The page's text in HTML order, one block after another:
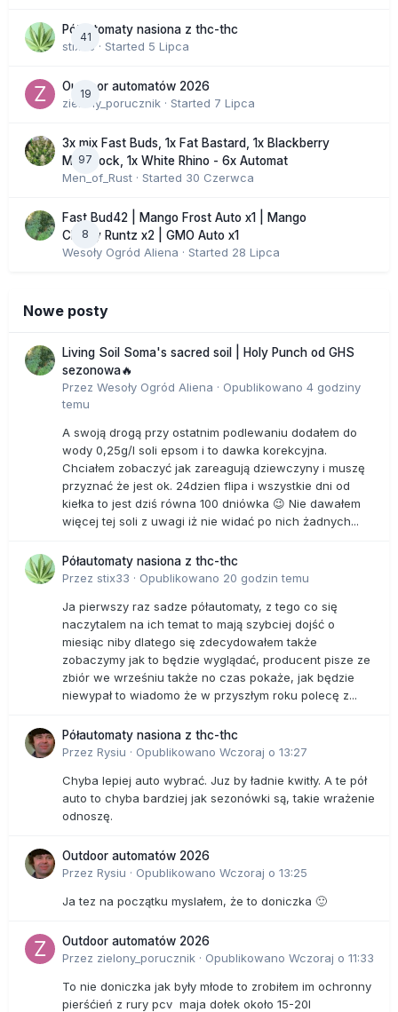
41
Półautomaty nasiona z thc-thc
stix33 · Started 5 Lipca
19
Outdoor automatów 2026
zielony_porucznik · Started 7 Lipca
97
3x mix Fast Buds, 1x Fat Bastard, 1x Blackberry
Moonrock, 1x White Rhino - 6x Automat
Men_of_Rust · Started 30 Czerwca
8
Fast Bud42 | Mango Frost Auto x1 | Mango
Cherry Runtz x2 | GMO Auto x1
Wesoły Ogród Aliena · Started 28 Lipca
Nowe posty
Living Soil Soma's sacred soil | Holy Punch od GHS
sezonowa🔥
Przez Wesoły Ogród Aliena · Opublikowano 4 godziny
temu
A swoją drogą przy ostatnim podlewaniu dodałem do
wody 0,25g/l soli epsom i to dawka korekcyjna.
Chciałem zobaczyć jak zareagują dziewczyny i muszę
przyznać że jest ok. 24dzien flipa i wszystkie dni od
kiełka to jest dziś równa 100 dniówka 😉 Nie dawałem
więcej tej soli z uwagi iż nie widać po nich żadnych...
Półautomaty nasiona z thc-thc
Przez stix33 · Opublikowano 20 godzin temu
Ja pierwszy raz sadze półautomaty, z tego co się
naczytalem na ich temat to mają szybciej dojść o
miesiąc niby dlatego się zdecydowałem także
zobaczymy jak to będzie wyglądać, producent pisze ze
zbiór we wrześniu także no czas pokaże, jak będzie
niewypał to wiadomo że w przyszłym roku polecę z...
Półautomaty nasiona z thc-thc
Przez Rysiu · Opublikowano Wczoraj o 13:27
Chyba lepiej auto wybrać. Juz by ładnie kwitły. A te pół
auto to chyba bardziej jak sezonówki są, takie wrażenie
odnoszę.
Outdoor automatów 2026
Przez Rysiu · Opublikowano Wczoraj o 13:25
Ja tez na początku myslałem, że to doniczka 🙂
Outdoor automatów 2026
Przez zielony_porucznik · Opublikowano Wczoraj o 11:33
To nie doniczka jak były młode to zrobiłem im ochronny
pierśćień z rury pcv maja dołek około 15-20l